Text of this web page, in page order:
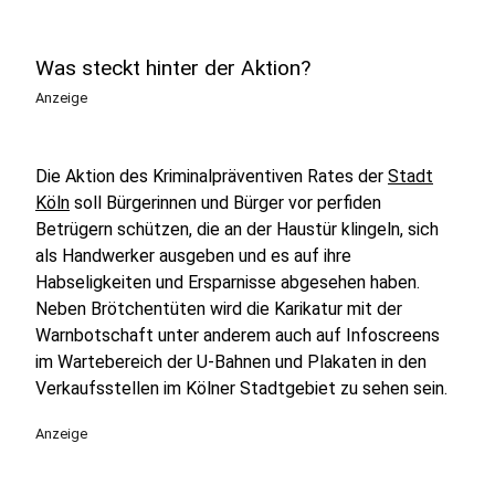
Was steckt hinter der Aktion?
Anzeige
Die Aktion des Kriminalpräventiven Rates der Stadt
Köln soll Bürgerinnen und Bürger vor perfiden
Betrügern schützen, die an der Haustür klingeln, sich
als Handwerker ausgeben und es auf ihre
Habseligkeiten und Ersparnisse abgesehen haben.
Neben Brötchentüten wird die Karikatur mit der
Warnbotschaft unter anderem auch auf Infoscreens
im Wartebereich der U-Bahnen und Plakaten in den
Verkaufsstellen im Kölner Stadtgebiet zu sehen sein.
Anzeige